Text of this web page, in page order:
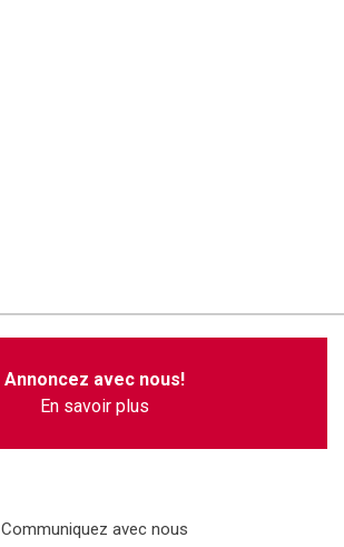
Annoncez avec nous!
En savoir plus
Communiquez avec nous